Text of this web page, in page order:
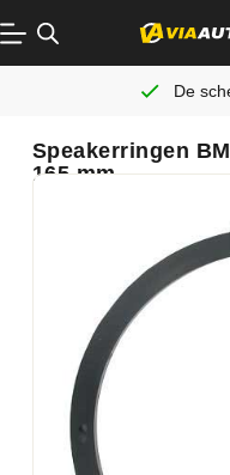
De
Speakerringen
165 mm